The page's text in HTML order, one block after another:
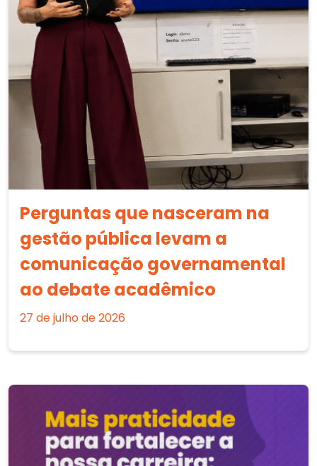
Perguntas que nasceram na
gestão pública levam a
comunicação governamental
ao debate acadêmico
27 de julho de 2026